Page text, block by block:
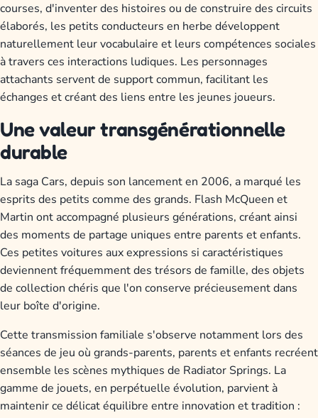
courses, d'inventer des histoires ou de construire des circuits
élaborés, les petits conducteurs en herbe développent
naturellement leur vocabulaire et leurs compétences sociales
à travers ces interactions ludiques. Les personnages
attachants servent de support commun, facilitant les
échanges et créant des liens entre les jeunes joueurs.
Une valeur transgénérationnelle
durable
La saga Cars, depuis son lancement en 2006, a marqué les
esprits des petits comme des grands. Flash McQueen et
Martin ont accompagné plusieurs générations, créant ainsi
des moments de partage uniques entre parents et enfants.
Ces petites voitures aux expressions si caractéristiques
deviennent fréquemment des trésors de famille, des objets
de collection chéris que l'on conserve précieusement dans
leur boîte d'origine.
Cette transmission familiale s'observe notamment lors des
séances de jeu où grands-parents, parents et enfants recréent
ensemble les scènes mythiques de Radiator Springs. La
gamme de jouets, en perpétuelle évolution, parvient à
maintenir ce délicat équilibre entre innovation et tradition :